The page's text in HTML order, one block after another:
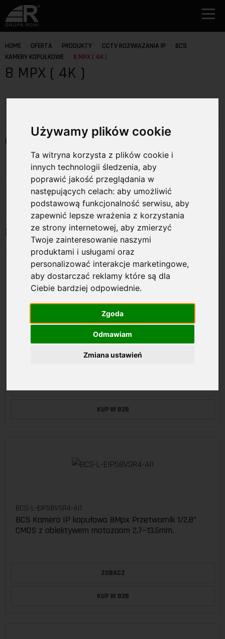
Używamy plików cookie
Ta witryna korzysta z plików cookie i
innych technologii śledzenia, aby
poprawić jakość przeglądania w
następujących celach:aby umożliwić
podstawową funkcjonalność serwisu,aby
zapewnić lepsze wrażenia z korzystania
ze strony internetowej,aby zmierzyć
Twoje zainteresowanie naszymi
produktami i usługami oraz
personalizować interakcje marketingowe,
aby dostarczać reklamy które są dla
Ciebie bardziej odpowiednie.
Zgoda
Odmawiam
Zmiana ustawień
HOME OFERTA PRODUKTY CCTV ROZWIĄZANIA IP
BCS
KAMERY KOPUŁKOWE
8 MPX ( 4K )
8 MPX ( 4K )
PRODUCENCI
Wybierz producenta
Produkty
8 MPX ( 4K )
BCS-DMIP2801IR-V-V
BCS Kamera IP kopułowa 8Mpx marki BCS Line.
Przetwornik 1/2.7" CMOS z obiektywem motozoom
KUP W B2B
BCS-L-EIP58VSR4-Ai1
BCS Kamera IP kopułowa 8Mpx Przetwornik 1/2.8"
CMOS z obiektywem motozoom 2.7~13.5mm.
ZOBACZ
KUP W B2B